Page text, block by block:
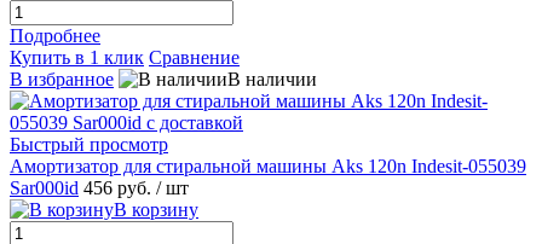
Подробнее
Купить в 1 клик Сравнение
В избранное
В наличии
Быстрый просмотр
Амортизатор для стиральной машины Aks 120n Indesit-055039
Sar000id 456 руб. / шт
В корзину